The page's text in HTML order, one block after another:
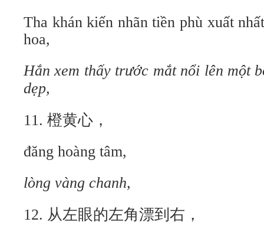
Tha khán kiến nhãn tiền phù xuất
hoa,
Hắn xem thấy trước mắt nổi lên một
dẹp,
11. 橙黄心，
đăng hoàng tâm,
lòng vàng chanh,
12. 从左眼的左角漂到右，